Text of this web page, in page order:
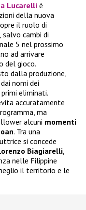
Lucarelli è
della nuova
il ruolo di
cambi di
5 nel prossimo
ad arrivare
del gioco.
dalla produzione,
dai nomi dei
eliminati.
accuratamente
ma
alcuni momenti
. Tra una
si concede
Biagiarelli,
nelle Filippine
il territorio e le